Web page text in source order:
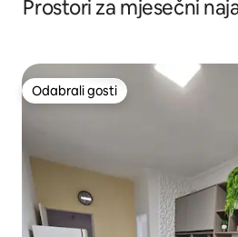
Prostori za mjesečni
Odabrali gosti
Odabrali gosti